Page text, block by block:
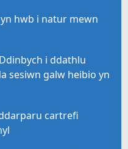
hwb i natur mewn
i ddathlu
sesiwn galw heibio yn
cartrefi